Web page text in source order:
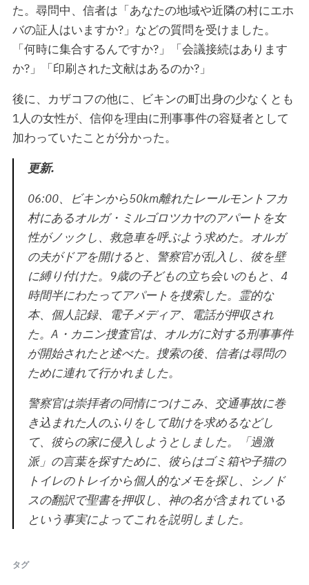
た。尋問中、信者は「あなたの地域や近隣の村にエホ
バの証人はいますか?」などの質問を受けました。
「何時に集合するんですか?」「会議接続はあります
か?」「印刷された文献はあるのか?」
後に、カザコフの他に、ビキンの町出身の少なくとも
1人の女性が、信仰を理由に刑事事件の容疑者として
加わっていたことが分かった。
更新.
06:00、ビキンから50km離れたレールモントフカ
村にあるオルガ・ミルゴロツカヤのアパートを女
性がノックし、救急車を呼ぶよう求めた。オルガ
の夫がドアを開けると、警察官が乱入し、彼を壁
に縛り付けた。9歳の子どもの立ち会いのもと、4
時間半にわたってアパートを捜索した。霊的な
本、個人記録、電子メディア、電話が押収され
た。A・カニン捜査官は、オルガに対する刑事事件
が開始されたと述べた。捜索の後、信者は尋問の
ために連れて行かれました。
警察官は崇拝者の同情につけこみ、交通事故に巻
き込まれた人のふりをして助けを求めるなどし
て、彼らの家に侵入しようとしました。「過激
派」の言葉を探すために、彼らはゴミ箱や子猫の
トイレのトレイから個人的なメモを探し、シノド
スの翻訳で聖書を押収し、神の名が含まれている
という事実によってこれを説明しました。
タグ